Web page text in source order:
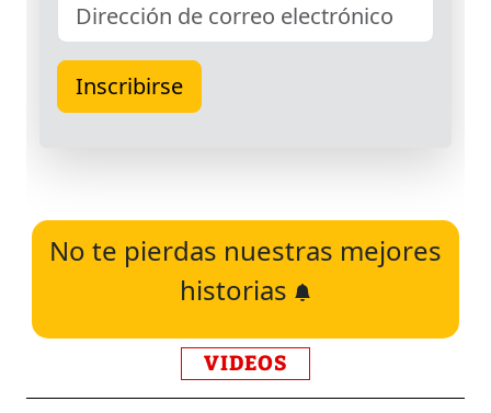
No te pierdas nuestras mejores
historias
VIDEOS